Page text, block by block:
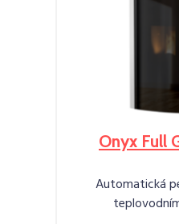
Onyx Full
Automatická